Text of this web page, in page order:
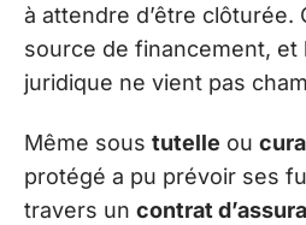
à attendre d’être clôturée.
source de financement, et
juridique ne vient pas
Même sous tutelle ou
protégé a pu prévoir ses
travers un contrat